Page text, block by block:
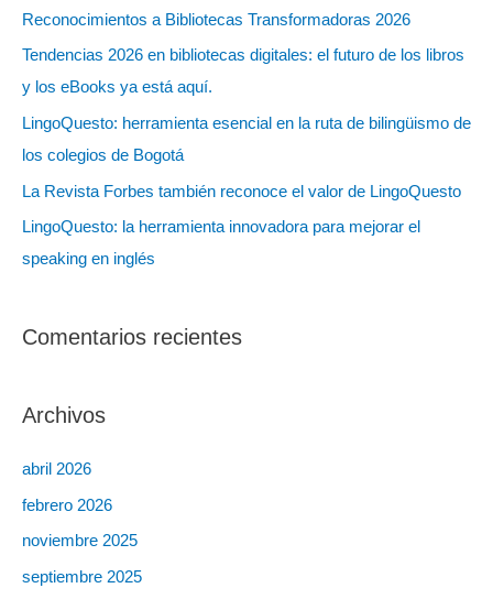
r
Reconocimientos a Bibliotecas Transformadoras 2026
Tendencias 2026 en bibliotecas digitales: el futuro de los libros
y los eBooks ya está aquí.
LingoQuesto: herramienta esencial en la ruta de bilingüismo de
los colegios de Bogotá
La Revista Forbes también reconoce el valor de LingoQuesto
LingoQuesto: la herramienta innovadora para mejorar el
speaking en inglés
Comentarios recientes
Archivos
abril 2026
febrero 2026
noviembre 2025
septiembre 2025